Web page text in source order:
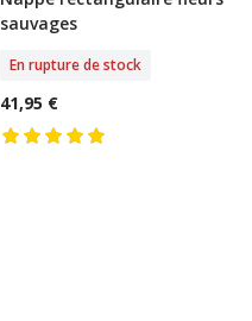
sauvages
En rupture de stock
41,95 €